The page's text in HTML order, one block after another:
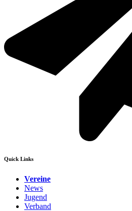
Quick Links
Vereine
News
Jugend
Verband